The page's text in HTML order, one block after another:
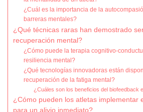
¿Cuál es la importancia de la
barreras mentales?
¿Qué técnicas raras han demostrado
recuperación mental?
¿Cómo puede la terapia cognitivo-
resiliencia mental?
¿Qué tecnologías innovadoras están
recuperación de la fatiga mental?
¿Cuáles son los beneficios del biofeedback
¿Cómo pueden los atletas implementar
para un alivio inmediato?